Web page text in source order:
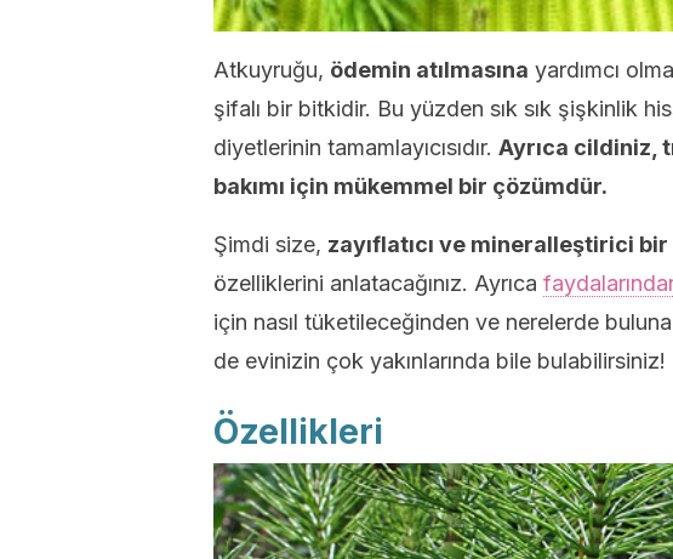
Atkuyruğu, ödemin atılmasına yardımcı
şifalı bir bitkidir. Bu yüzden sık sık şişkinlik
diyetlerinin tamamlayıcısıdır. Ayrıca cildiniz,
bakımı için mükemmel bir çözümdür.
Şimdi size, zayıflatıcı ve mineralleştirici
özelliklerini anlatacağınız. Ayrıca
için nasıl tüketileceğinden ve nerelerde
de evinizin çok yakınlarında bile bulabilirsiniz!
Özellikleri